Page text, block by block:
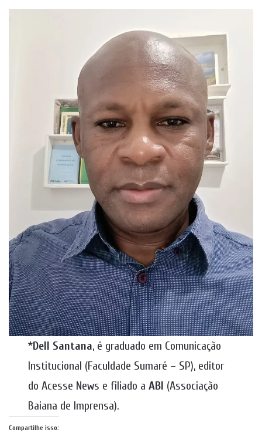
*Dell Santana, é graduado em Comunicação
Institucional (Faculdade Sumaré – SP), editor
do Acesse News e filiado aABI (Associação
Baiana de Imprensa).
Compartilhe isso: